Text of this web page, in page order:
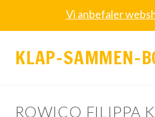
Vi anbefaler
KLAP-SAMMEN-
ROWICO FILIPPA